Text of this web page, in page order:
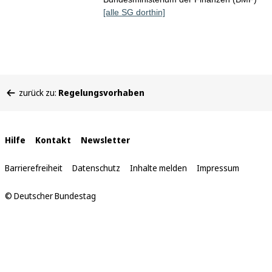
[alle SG dorthin]
befinden
zurück zu: Regelungsvorhaben
Interne
Links
Hilfe Kontakt Newsletter
Barrierefreiheit Datenschutz Inhalte melden Impressum
© Deutscher Bundestag